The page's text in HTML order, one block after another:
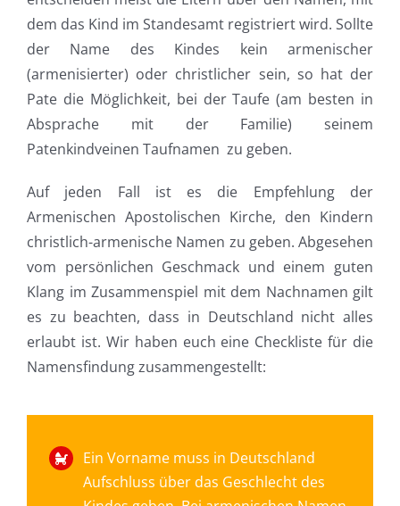
dem das Kind im Standesamt registriert wird. Sollte
der Name des Kindes kein armenischer
(armenisierter) oder christlicher sein, so hat der
Pate die Möglichkeit, bei der Taufe (am besten in
Absprache mit der Familie) seinem
Patenkindveinen Taufnamen zu geben.
Auf jeden Fall ist es die Empfehlung der
Armenischen Apostolischen Kirche, den Kindern
christlich-armenische Namen zu geben. Abgesehen
vom persönlichen Geschmack und einem guten
Klang im Zusammenspiel mit dem Nachnamen gilt
es zu beachten, dass in Deutschland nicht alles
erlaubt ist. Wir haben euch eine Checkliste für die
Namensfindung zusammengestellt:
Ein Vorname muss in Deutschland
Aufschluss über das Geschlecht des